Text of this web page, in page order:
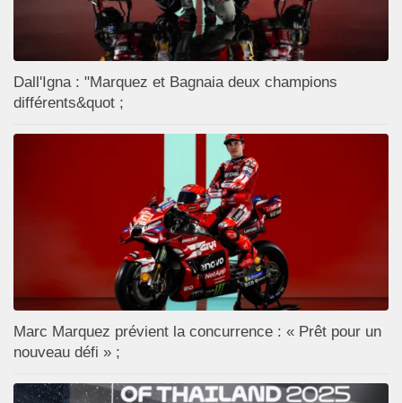
Dall'Igna : "Marquez et Bagnaia deux champions
différents&quot ;
Marc Marquez prévient la concurrence : « Prêt pour un
nouveau défi » ;